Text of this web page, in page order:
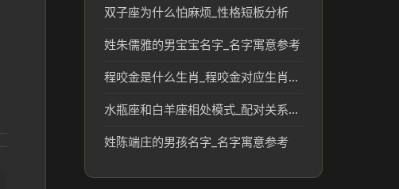
双子座为什么怕麻烦_性格短板分析
姓朱儒雅的男宝宝名字_名字寓意参考
程咬金是什么生肖_程咬金对应生肖及其文化解读
水瓶座和白羊座相处模式_配对关系解读
姓陈端庄的男孩名字_名字寓意参考